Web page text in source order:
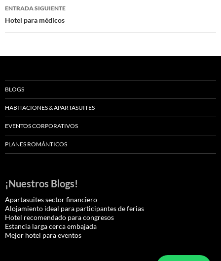
ENTRADA SIGUIENTE
Hotel para médicos
BLOGS
HABITACIONES & APARTASUITES
EVENTOS CORPORATIVOS
PLANES ROMÁNTICOS
¡Nuestros Blogs!
Apartasuites sector financiero
Alojamiento ideal para participantes de ferias
Hotel recomendado para congresos
Estancia larga cerca embajada
Mejor hotel para eventos